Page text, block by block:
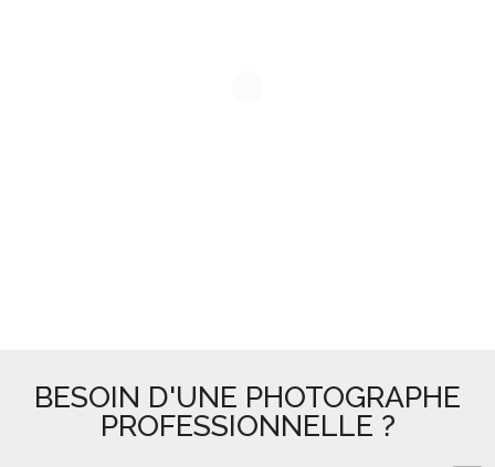
BESOIN D'UNE PHOTOGRAPHE
PROFESSIONNELLE ?